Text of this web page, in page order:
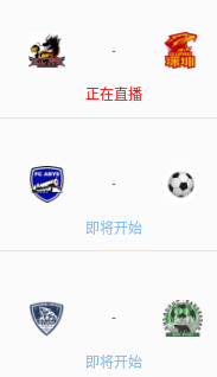
-
正在直播
-
即将开始
-
即将开始